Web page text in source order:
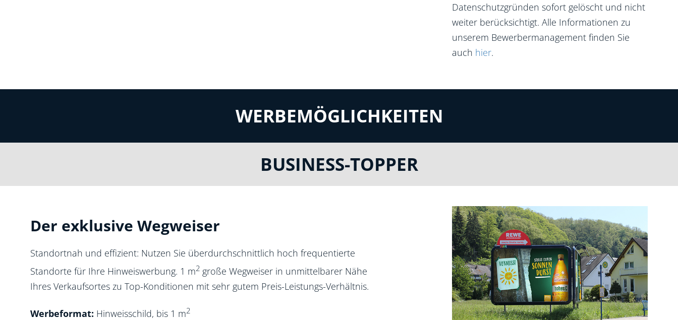
Datenschutzgründen sofort gelöscht und nicht
weiter berücksichtigt. Alle Informationen zu
unserem Bewerbermanagement finden Sie
auch hier.
WERBEMÖGLICHKEITEN
BUSINESS-TOPPER
Der exklusive Wegweiser
Standortnah und effizient: Nutzen Sie überdurchschnittlich hoch frequentierte
Standorte für Ihre Hinweiswerbung. 1 m2 große Wegweiser in unmittelbarer Nähe
Ihres Verkaufsortes zu Top-Konditionen mit sehr gutem Preis-Leistungs-Verhältnis.
Werbeformat: Hinweisschild, bis 1 m2